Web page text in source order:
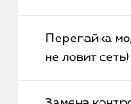
Перепайка
не ловит сеть)